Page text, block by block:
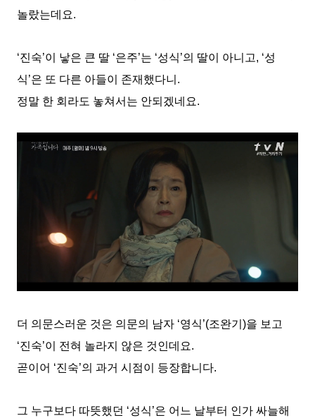
놀랐는데요.
‘진숙’이 낳은 큰 딸 ‘은주’는 ‘성식’의 딸이 아니고, ‘성
식’은 또 다른 아들이 존재했다니.
정말 한 회라도 놓쳐서는 안되겠네요.
더 의문스러운 것은 의문의 남자 ‘영식’(조완기)을 보고
‘진숙’이 전혀 놀라지 않은 것인데요.
곧이어 ‘진숙’의 과거 시점이 등장합니다.
그 누구보다 따뜻했던 ‘성식’은 어느 날부터 인가 싸늘해